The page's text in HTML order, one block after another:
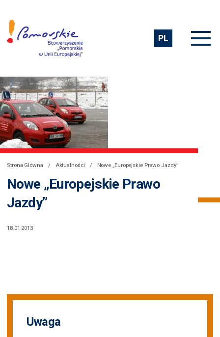
PL
Strona Główna Aktualności Nowe „Europejskie Prawo Jazdy”
Nowe „Europejskie Prawo
Jazdy”
18.01.2013
Uwaga